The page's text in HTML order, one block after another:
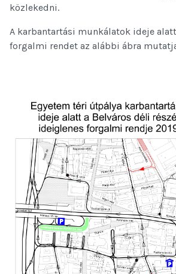
közlekedni.
A karbantartási munkálatok ideje
forgalmi rendet az alábbi ábra